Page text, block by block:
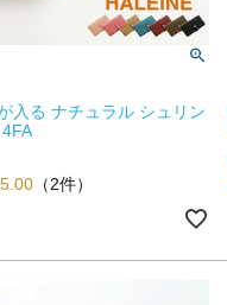
入る ナチュラル シュリン
5.00 （2件）